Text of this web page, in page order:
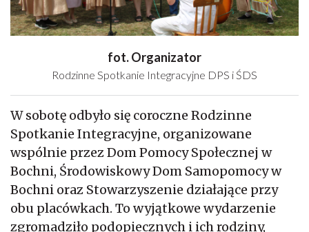
fot. Organizator
Rodzinne Spotkanie Integracyjne DPS i ŚDS
W sobotę odbyło się coroczne Rodzinne
Spotkanie Integracyjne, organizowane
wspólnie przez Dom Pomocy Społecznej w
Bochni, Środowiskowy Dom Samopomocy w
Bochni oraz Stowarzyszenie działające przy
obu placówkach. To wyjątkowe wydarzenie
zgromadziło podopiecznych i ich rodziny,